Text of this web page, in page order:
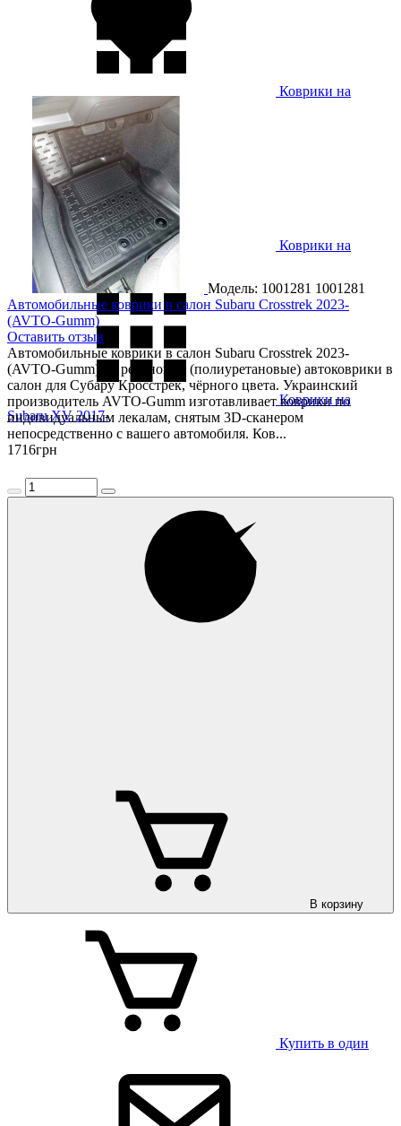
Коврики на
Subaru Outback 2021-
Коврики на
Subaru XV 2012-
Коврики на
Subaru XV 2017-
Модель: 1001281 1001281
Автомобильные коврики в салон Subaru Crosstrek 2023-
(AVTO-Gumm)
Оставить отзыв
Автомобильные коврики в салон Subaru Crosstrek 2023-
(AVTO-Gumm) — резиновые (полиуретановые) автоковрики в
салон для Субару Кросстрек, чёрного цвета. Украинский
производитель AVTO-Gumm изготавливает коврики по
индивидуальным лекалам, снятым 3D-сканером
непосредственно с вашего автомобиля. Ков...
1716грн
В корзину
Купить в один